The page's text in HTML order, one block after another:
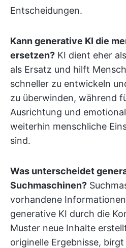
Entscheidungen.
Kann generative KI die
ersetzen? KI dient eher
als Ersatz und hilft
schneller zu entwickeln
zu überwinden, während
Ausrichtung und
weiterhin menschliche
sind.
Was unterscheidet
Suchmaschinen?
vorhandene
generative KI durch die
Muster neue Inhalte
originelle Ergebnisse,